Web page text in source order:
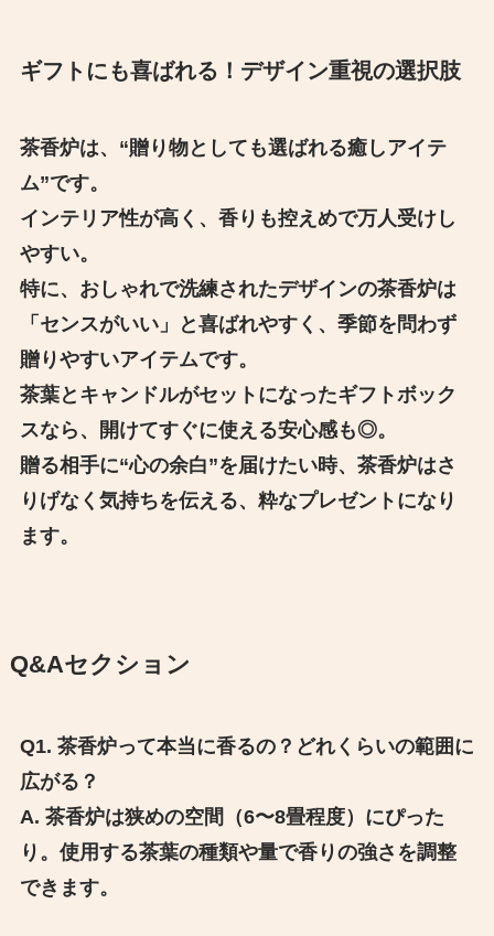
ギフトにも喜ばれる！デザイン重視の選択肢
茶香炉は、“贈り物としても選ばれる癒しアイテ
ム”です。
インテリア性が高く、香りも控えめで万人受けし
やすい。
特に、おしゃれで洗練されたデザインの茶香炉は
「センスがいい」と喜ばれやすく、季節を問わず
贈りやすいアイテムです。
茶葉とキャンドルがセットになったギフトボック
スなら、開けてすぐに使える安心感も◎。
贈る相手に“心の余白”を届けたい時、茶香炉はさ
りげなく気持ちを伝える、粋なプレゼントになり
ます。
Q&Aセクション
Q1. 茶香炉って本当に香るの？どれくらいの範囲に
広がる？
A. 茶香炉は狭めの空間（6〜8畳程度）にぴった
り。使用する茶葉の種類や量で香りの強さを調整
できます。